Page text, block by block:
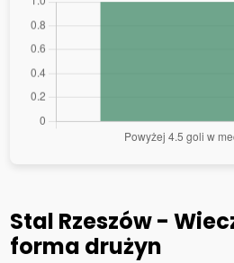
Stal Rzeszów -
forma drużyn